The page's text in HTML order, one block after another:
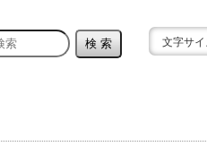
文字サ